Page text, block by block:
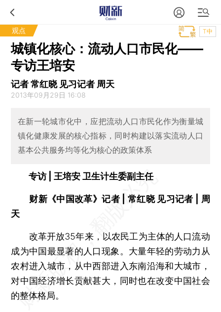
观点 T中
城镇化核心：流动人口市民化——
专访王培安
记者 常红晓 见习记者 周天
2013年09月29日 16:08
在新一轮城市化中，应把流动人口市民化作为衡量城
镇化健康发展的核心指标，同时构建以落实流动人口
基本公共服务均等化为核心的政策体系
专访 | 王培安 卫生计生委副主任
财新《中国改革》记者 | 常红晓 见习记者 | 周
天
改革开放35年来，以农民工为主体的人口流动
成为中国最显著的人口现象。大量年轻的劳动力从
农村进入城市，从中西部进入东南沿海和大城市，
对中国经济增长贡献甚大，同时也在改变中国社会
的整体格局。